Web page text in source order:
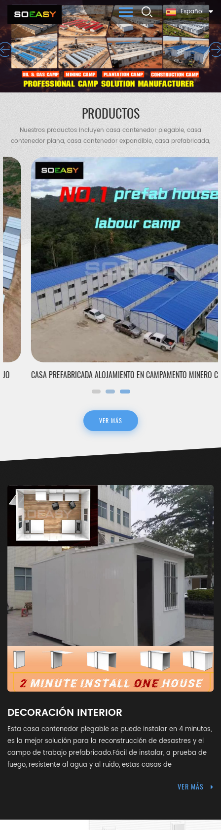
Español
PRODUCTOS
Nuestros productos incluyen casa contenedor plegable, casa
contenedor plana, casa contenedor expandible, casa prefabricada,
CASA PREFABRICADA ALOJAMIENTO EN CAMPAMENTO MINERO CAMPO DE TRABAJO PREFABRICADO A LA VENTA
VER MÁS
DECORACIÓN INTERIOR
Esta casa contenedor plegable se puede instalar en 4 minutos,
es la mejor solución para la reconstrucción de desastres y el
campo de trabajo prefabricado.Fácil de instalar, a prueba de
fuego, resistente al agua y al ruido, estas casas de
utilizadas para dormitorios, comedores, oficinas, almacenes y
hogar de Afganistán, Irak, Siria, Libia y aún más países con
VER MÁS